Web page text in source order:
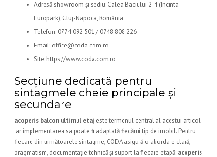
Adresă showroom și sediu: Calea Baciului 2-4 (Incinta
Europark), Cluj-Napoca, România
Telefon: 0774 092 501 / 0748 808 226
Email: office@coda.com.ro
Site: https://www.coda.com.ro
Secțiune dedicată pentru
sintagmele cheie principale și
secundare
acoperis balcon ultimul etaj este termenul central al acestui articol,
iar implementarea sa poate fi adaptată fiecărui tip de imobil. Pentru
fiecare din următoarele sintagme, CODA asigură o abordare clară,
pragmatism, documentație tehnică și suport la fiecare etapă: acoperis